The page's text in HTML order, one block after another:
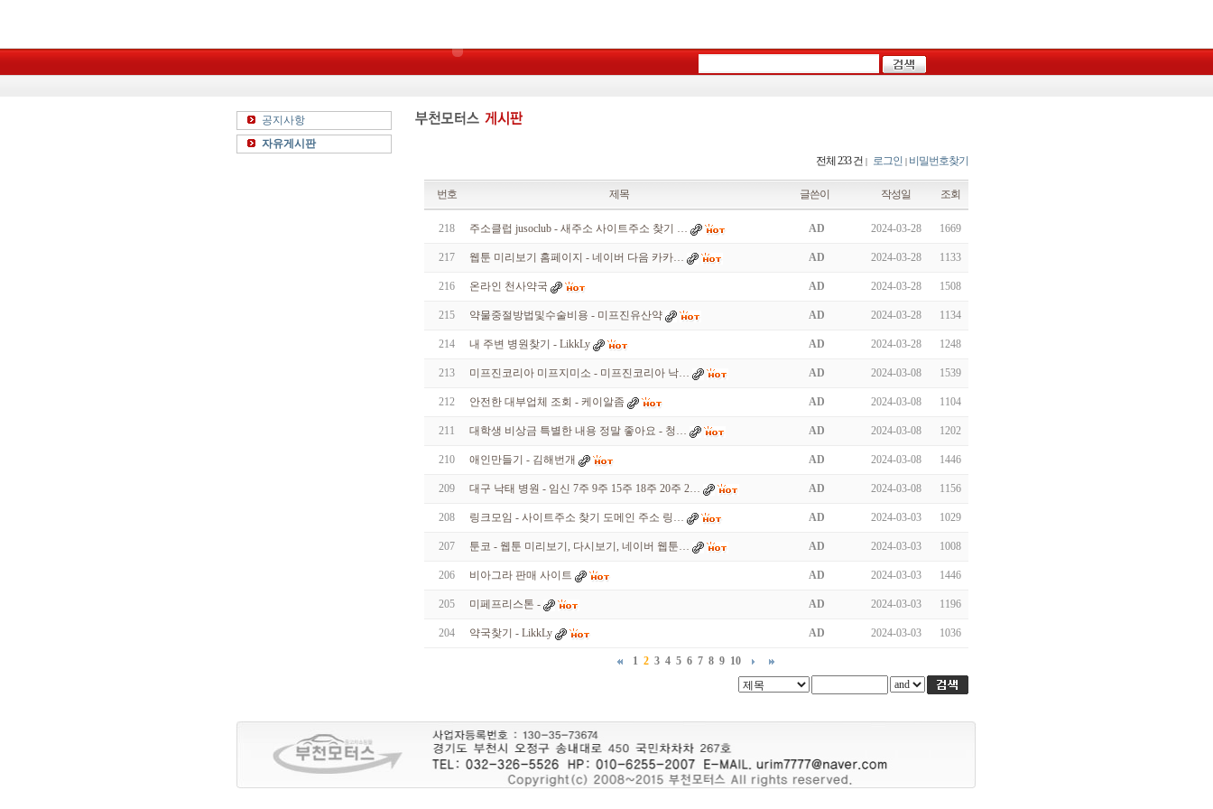
공지사항
자유게시판
전체 233 건 | 로그인 | 비밀번호찾기
번호 제목 글쓴이 작성일 조회
218 주소클럽 jusoclub - 새주소 사이트주소 찾기 … AD 2024-03-28 1669
217 웹툰 미리보기 홈페이지 - 네이버 다음 카카… AD 2024-03-28 1133
216 온라인 천사약국 AD 2024-03-28 1508
215 약물중절방법및수술비용 - 미프진유산약 AD 2024-03-28 1134
214 내 주변 병원찾기 - LikkLy AD 2024-03-28 1248
213 미프진코리아 미프지미소 - 미프진코리아 낙… AD 2024-03-08 1539
212 안전한 대부업체 조회 - 케이알좀 AD 2024-03-08 1104
211 대학생 비상금 특별한 내용 정말 좋아요 - 청… AD 2024-03-08 1202
210 애인만들기 - 김­해­번­개 AD 2024-03-08 1446
209 대구 낙태 병원 - 임신 7주 9주 15주 18주 20주 2… AD 2024-03-08 1156
208 링크모임 - 사이트주소 찾기 도메인 주소 링… AD 2024-03-03 1029
207 툰코 - 웹툰 미리보기, 다시보기, 네이버 웹툰… AD 2024-03-03 1008
206 비아그라 판매 사이트 AD 2024-03-03 1446
205 미페프리스톤 - AD 2024-03-03 1196
204 약국찾기 - LikkLy AD 2024-03-03 1036
1 2 3 4 5 6 7 8 9 10